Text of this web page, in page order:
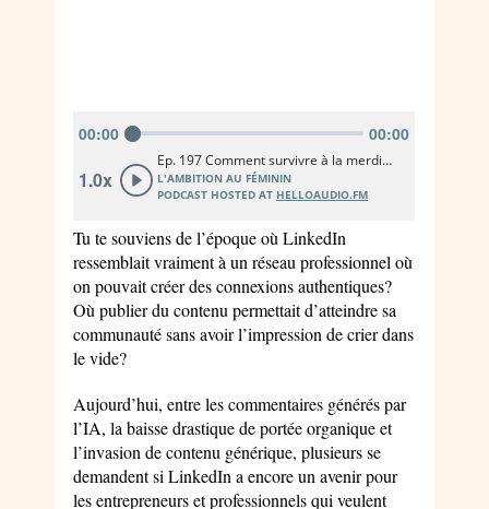
Tu te souviens de l’époque où LinkedIn
ressemblait vraiment à un réseau professionnel où
on pouvait créer des connexions authentiques?
Où publier du contenu permettait d’atteindre sa
communauté sans avoir l’impression de crier dans
le vide?
Aujourd’hui, entre les commentaires générés par
l’IA, la baisse drastique de portée organique et
l’invasion de contenu générique, plusieurs se
demandent si LinkedIn a encore un avenir pour
les entrepreneurs et professionnels qui veulent